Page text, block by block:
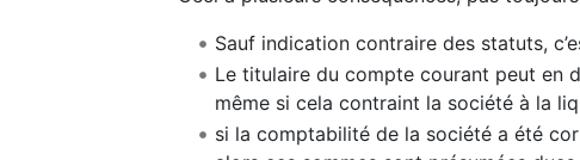
Sauf indication contraire des statuts,
Le titulaire du compte courant peut en
même si cela contraint la société à la
si la comptabilité de la société a été